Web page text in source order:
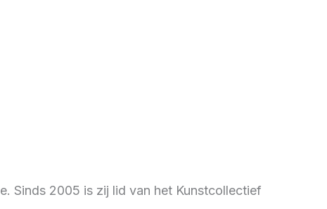
Sinds 2005 is zij lid van het Kunstcollectief